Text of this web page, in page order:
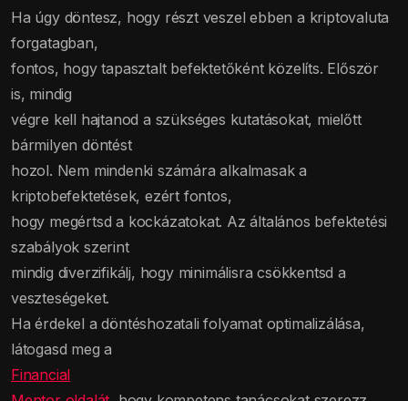
Ha úgy döntesz, hogy részt veszel ebben a kriptovaluta
forgatagban,
fontos, hogy tapasztalt befektetőként közelíts. Először
is, mindig
végre kell hajtanod a szükséges kutatásokat, mielőtt
bármilyen döntést
hozol. Nem mindenki számára alkalmasak a
kriptobefektetések, ezért fontos,
hogy megértsd a kockázatokat. Az általános befektetési
szabályok szerint
mindig diverzifikálj, hogy minimálisra csökkentsd a
veszteségeket.
Ha érdekel a döntéshozatali folyamat optimalizálása,
látogasd meg a
Financial